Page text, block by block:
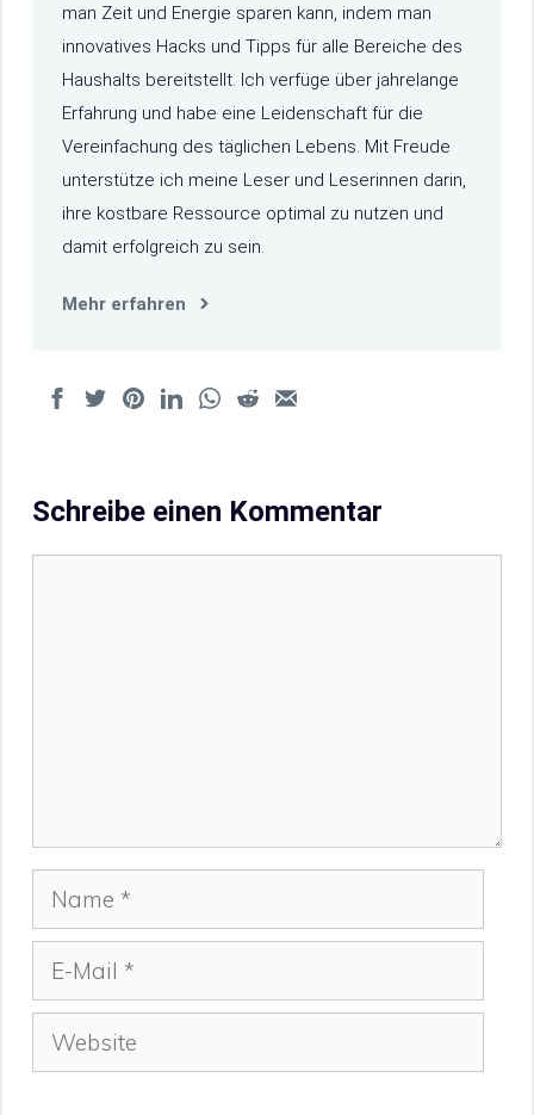
man Zeit und Energie sparen kann, indem man
innovatives Hacks und Tipps für alle Bereiche des
Haushalts bereitstellt. Ich verfüge über jahrelange
Erfahrung und habe eine Leidenschaft für die
Vereinfachung des täglichen Lebens. Mit Freude
unterstütze ich meine Leser und Leserinnen darin,
ihre kostbare Ressource optimal zu nutzen und
damit erfolgreich zu sein.
Mehr erfahren
Schreibe einen Kommentar